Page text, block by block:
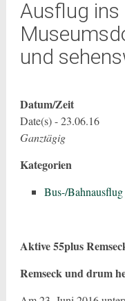
Ausflug ins
und
Datum/Zeit
Date(s) - 23.06.16
Ganztägig
Kategorien
Bus-/Bahnausflug
Aktive 55plus
Remseck und drum